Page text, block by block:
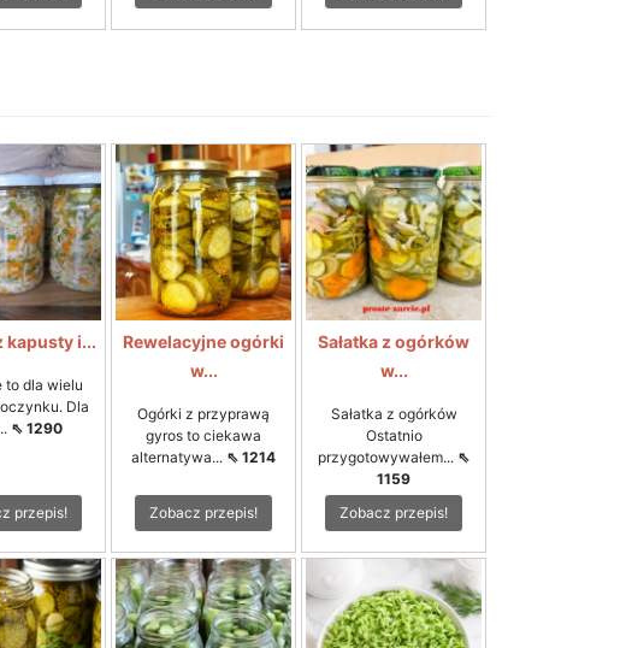
kapusty i...
to dla wielu
Dla
⇖ 1290
przepis!
Rewelacyjne ogórki
w...
Ogórki z przyprawą
gyros to ciekawa
alternatywa... ⇖ 1214
Zobacz przepis!
Sałatka z ogórków
w...
Sałatka z ogórków
Ostatnio
przygotowywałem... ⇖
1159
Zobacz przepis!